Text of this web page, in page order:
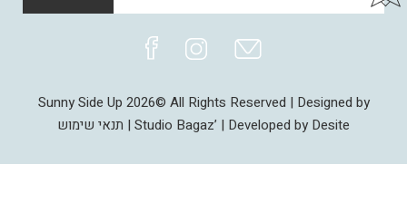
Sunny Side Up 2026© All Rights Reserved | Designed by
Studio Bagaz’ | Developed by Desite | תנאי שימוש